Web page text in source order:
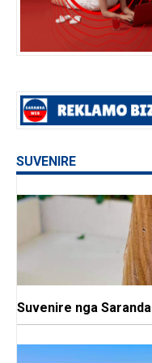
SUVENIRE
Suvenire nga Saranda